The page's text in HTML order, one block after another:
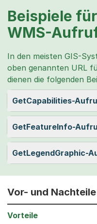
Beispiele
WMS-
In den meisten GIS-
oben genannten URL
dienen die folgenden
GetCapabilities-
GetFeatureInfo-
GetLegendGraphic-
Vor- und